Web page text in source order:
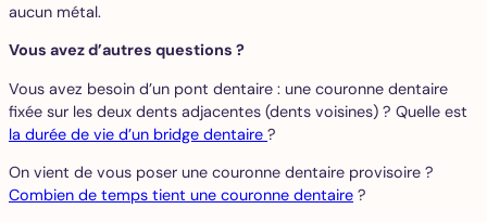
aucun métal.
Vous avez d’autres questions ?
Vous avez besoin d’un pont dentaire : une couronne dentaire
fixée sur les deux dents adjacentes (dents voisines) ? Quelle est
la durée de vie d’un bridge dentaire ?
On vient de vous poser une couronne dentaire provisoire ?
Combien de temps tient une couronne dentaire ?